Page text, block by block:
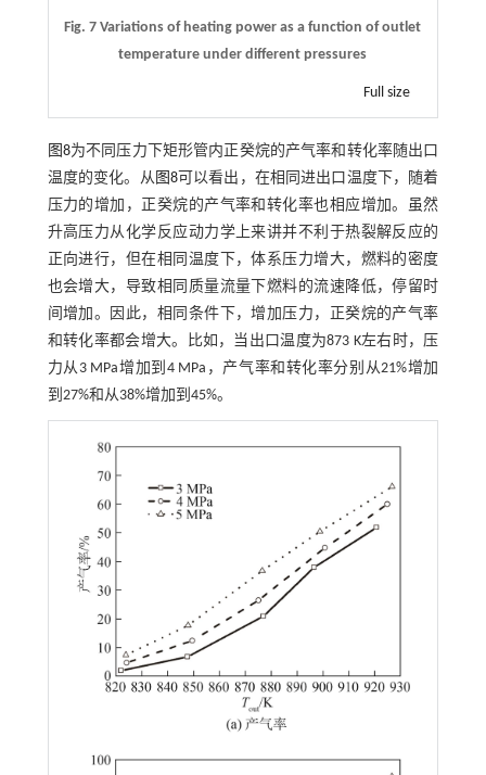
Fig. 7 Variations of heating power as a function of outlet
temperature under different pressures
Full size
图8为不同压力下矩形管内正癸烷的产气率和转化率随出口
温度的变化。从图8可以看出，在相同进出口温度下，随着
压力的增加，正癸烷的产气率和转化率也相应增加。虽然
升高压力从化学反应动力学上来讲并不利于热裂解反应的
正向进行，但在相同温度下，体系压力增大，燃料的密度
也会增大，导致相同质量流量下燃料的流速降低，停留时
间增加。因此，相同条件下，增加压力，正癸烷的产气率
和转化率都会增大。比如，当出口温度为873 K左右时，压
力从3 MPa增加到4 MPa，产气率和转化率分别从21%增加
到27%和从38%增加到45%。